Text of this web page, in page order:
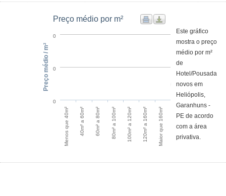
Preço médio por m²
Menos que 40m² 40m² a 60m² 60m² a 80m² 80m² a 100m² 100m² a 120m² 120m² a 160m² Maior que 160m²
0
0
0
Preço médio / m²
Este gráfico
mostra o preço
médio por m²
de
Hotel/Pousada
novos em
Heliópolis,
Garanhuns -
PE de acordo
com a área
privativa.